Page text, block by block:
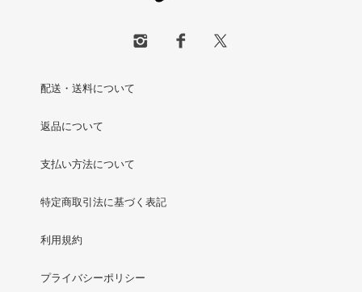
配送・送料について
返品について
支払い方法について
特定商取引法に基づく表記
利用規約
プライバシーポリシー